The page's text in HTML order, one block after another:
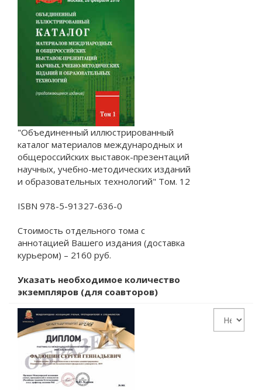
"Объединенный иллюстрированный
каталог материалов международных и
общероссийских выставок-презентаций
научных, учебно-методических изданий
и образовательных технологий" Том. 12
ISBN 978-5-91327-636-0
Стоимость отдельного тома с
аннотацией Вашего издания (доставка
курьером) – 2160 руб.
Указать необходимое количество
экземпляров (для соавторов)